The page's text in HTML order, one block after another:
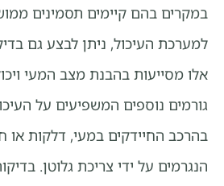
במקרים בהם קיימים תסמינים
למערכת העיכול, ניתן לבצע גם
אלו מסייעות בהבנת מצב המעי
גורמים נוספים המשפיעים על העיכול,
בהרכב החיידקים במעי, דלקות או
הנגרמים על ידי צריכת גלוטן. בדיקות